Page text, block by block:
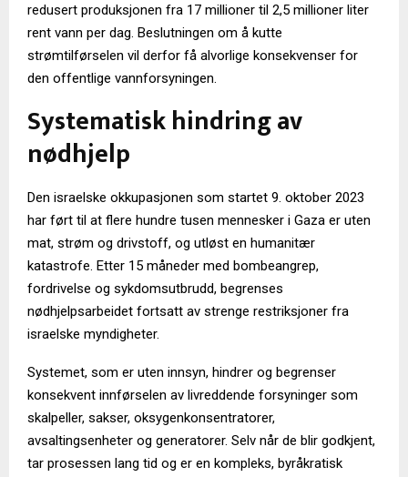
redusert produksjonen fra 17 millioner til 2,5 millioner liter
rent vann per dag. Beslutningen om å kutte
strømtilførselen vil derfor få alvorlige konsekvenser for
den offentlige vannforsyningen.
Systematisk hindring av
nødhjelp
Den israelske okkupasjonen som startet 9. oktober 2023
har ført til at flere hundre tusen mennesker i Gaza er uten
mat, strøm og drivstoff, og utløst en humanitær
katastrofe. Etter 15 måneder med bombeangrep,
fordrivelse og sykdomsutbrudd, begrenses
nødhjelpsarbeidet fortsatt av strenge restriksjoner fra
israelske myndigheter.
Systemet, som er uten innsyn, hindrer og begrenser
konsekvent innførselen av livreddende forsyninger som
skalpeller, sakser, oksygenkonsentratorer,
avsaltingsenheter og generatorer. Selv når de blir godkjent,
tar prosessen lang tid og er en kompleks, byråkratisk